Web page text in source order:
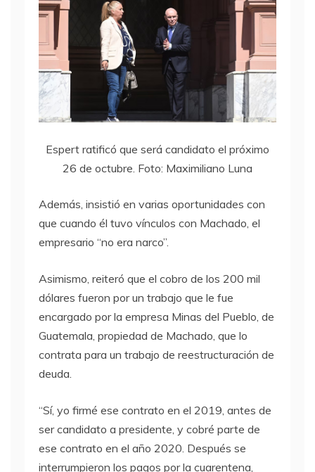
Espert ratificó que será candidato el próximo
26 de octubre. Foto: Maximiliano Luna
Además, insistió en varias oportunidades con
que cuando él tuvo vínculos con Machado, el
empresario “no era narco”.
Asimismo, reiteró que el cobro de los 200 mil
dólares fueron por un trabajo que le fue
encargado por la empresa Minas del Pueblo, de
Guatemala, propiedad de Machado, que lo
contrata para un trabajo de reestructuración de
deuda.
“Sí, yo firmé ese contrato en el 2019, antes de
ser candidato a presidente, y cobré parte de
ese contrato en el año 2020. Después se
interrumpieron los pagos por la cuarentena,